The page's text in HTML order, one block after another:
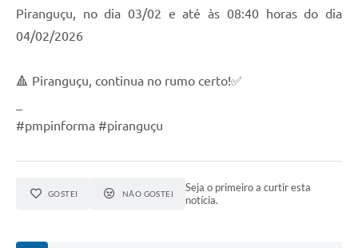
Piranguçu, no dia 03/02 e até às 08:40 horas do dia
04/02/2026
🔺 Piranguçu, continua no rumo certo!✅
#pmpinforma #piranguçu
GOSTEI NÃO GOSTEI
Seja o primeiro a curtir esta
notícia.